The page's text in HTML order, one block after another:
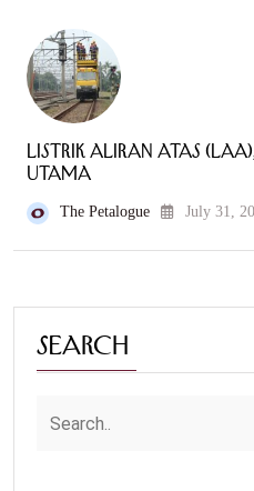
Listrik Aliran Atas
Utama
The Petalogue July 31,
Search